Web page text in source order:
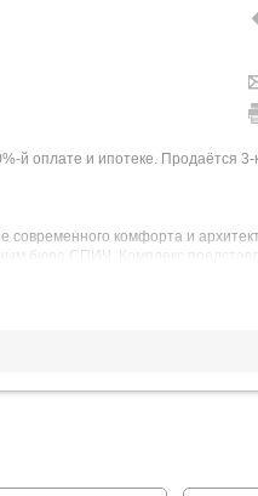
й оплате и ипотеке. Продаётся
комфорта и
бюро СПИЧ. Комплекс
находится в 5 минутах ходьбы,
«СВЕТ» сочетают